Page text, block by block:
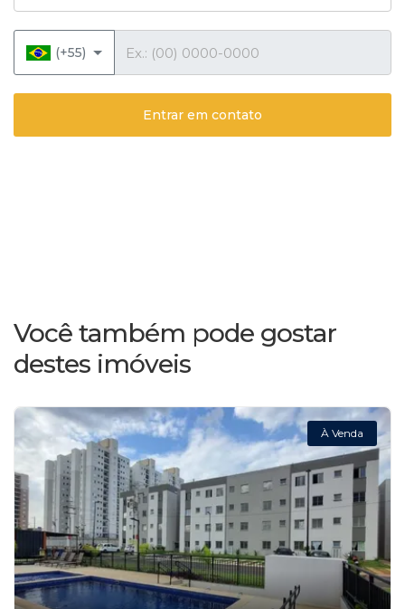
(+55)
Entrar em contato
Você também pode gostar
destes imóveis
À Venda